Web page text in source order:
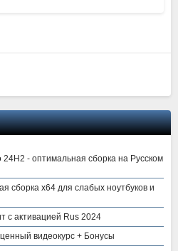
- оптимальная сборка на Русском
сборка x64 для слабых ноутбуков и
с активацией Rus 2024
видеокурс + Бонусы